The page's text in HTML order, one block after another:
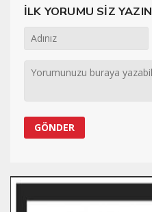
İLK YORUMU SİZ YAZIN